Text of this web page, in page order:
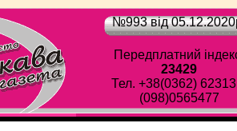
№993 від
Передплатний
23429
Тел. +38(0362)
(098)0565477